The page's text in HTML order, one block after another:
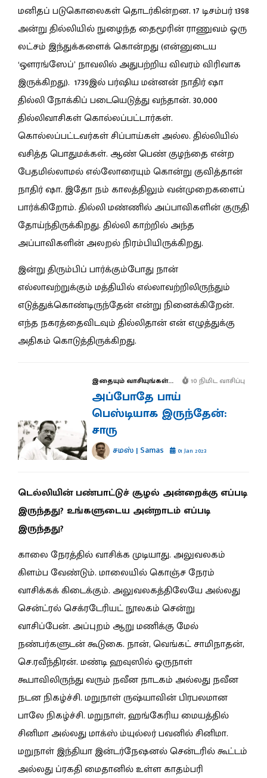
மனிதப் படுகொலைகள் தொடர்கின்றன. 17 டிசம்பர் 1398
அன்று தில்லியில் நுழைந்த தைமூரின் ராணுவம் ஒரு
லட்சம் இந்துக்களைக் கொன்றது (என்னுடைய
‘ஔரங்ஸேப்’ நாவலில் அதுபற்றிய விவரம் விரிவாக
இருக்கிறது). 1739இல் பர்ஷிய மன்னன் நாதிர் ஷா
தில்லி நோக்கிப் படையெடுத்து வந்தான். 30,000
தில்லிவாசிகள் கொல்லப்பட்டார்கள்.
கொல்லப்பட்டவர்கள் சிப்பாய்கள் அல்ல. தில்லியில்
வசித்த பொதுமக்கள். ஆண் பெண் குழந்தை என்ற
பேதமில்லாமல் எல்லோரையும் கொன்று குவித்தான்
நாதிர் ஷா. இதோ நம் காலத்திலும் வன்முறைகளைப்
பார்க்கிறோம். தில்லி மண்ணில் அப்பாவிகளின் குருதி
தோய்ந்திருக்கிறது. தில்லி காற்றில் அந்த
அப்பாவிகளின் அலறல் நிரம்பியிருக்கிறது.
இன்று திரும்பிப் பார்க்கும்போது நான்
எல்லாவற்றுக்கும் மத்தியில் எல்லாவற்றிலிருந்தும்
எடுத்துக்கொண்டிருந்தேன் என்று நினைக்கிறேன்.
எந்த நகரத்தைவிடவும் தில்லிதான் என் எழுத்துக்கு
அதிகம் கொடுத்திருக்கிறது.
இதையும் வாசியுங்கள்... 10 நிமிட வாசிப்பு
அப்போதே பாய்
பெஸ்டியாக இருந்தேன்:
சாரு
சமஸ் | Samas 01 Jan 2023
டெல்லியின் பண்பாட்டுச் சூழல் அன்றைக்கு எப்படி
இருந்தது? உங்களுடைய அன்றாடம் எப்படி
இருந்தது?
காலை நேரத்தில் வாசிக்க முடியாது. அலுவலகம்
கிளம்ப வேண்டும். மாலையில் கொஞ்ச நேரம்
வாசிக்கக் கிடைக்கும். அலுவலகத்திலேயே அல்லது
சென்ட்ரல் செக்ரடேரியட் நூலகம் சென்று
வாசிப்பேன். அப்புறம் ஆறு மணிக்கு மேல்
நண்பர்களுடன் கூடுகை. நான், வெங்கட் சாமிநாதன்,
செ.ரவீந்திரன். மண்டி ஹவுஸில் ஒருநாள்
கூபாவிலிருந்து வரும் நவீன நாடகம் அல்லது நவீன
நடன நிகழ்ச்சி. மறுநாள் ருஷ்யாவின் பிரபலமான
பாலே நிகழ்ச்சி. மறுநாள், ஹங்கேரிய மையத்தில்
சினிமா அல்லது மாக்ஸ் ம்யுல்லர் பவனில் சினிமா.
மறுநாள் இந்தியா இன்டர்நேஷனல் சென்டரில் கூட்டம்
அல்லது ப்ரகதி மைதானில் உள்ள காதம்பரி